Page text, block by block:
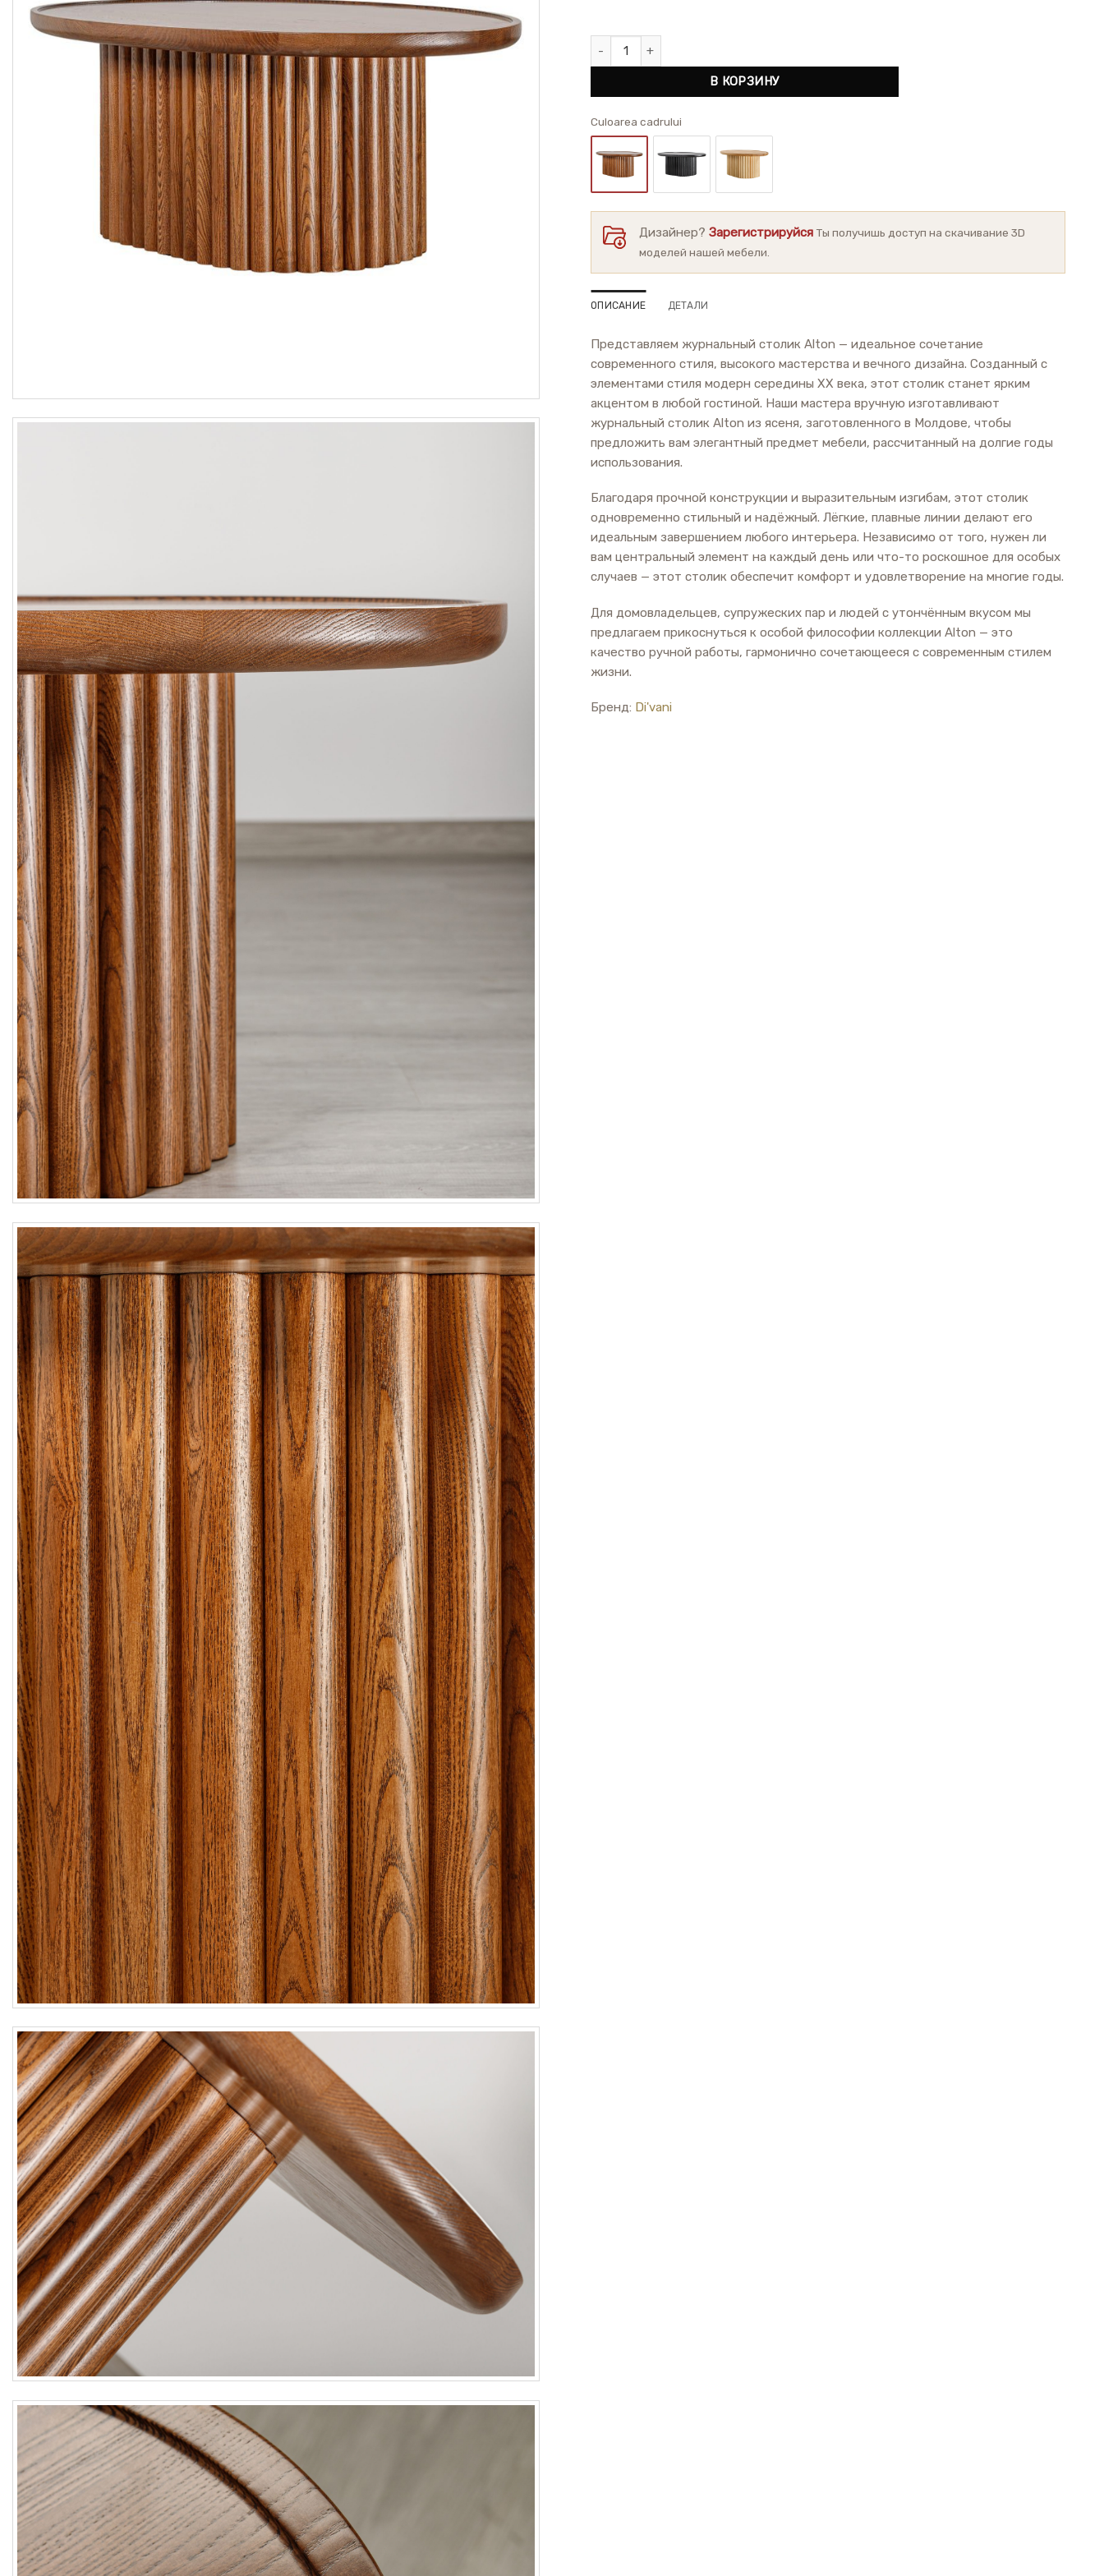
Количество товара Кофейный столик Alton
В КОРЗИНУ
Сuloarea cadrului
Дизайнер?Зарегистрируйся Ты получишь доступ на скачивание 3D
моделей нашей мебели.
ОПИСАНИЕ ДЕТАЛИ
Представляем журнальный столик Alton — идеальное сочетание
современного стиля, высокого мастерства и вечного дизайна. Созданный с
элементами стиля модерн середины XX века, этот столик станет ярким
акцентом в любой гостиной. Наши мастера вручную изготавливают
журнальный столик Alton из ясеня, заготовленного в Молдове, чтобы
предложить вам элегантный предмет мебели, рассчитанный на долгие годы
использования.
Благодаря прочной конструкции и выразительным изгибам, этот столик
одновременно стильный и надёжный. Лёгкие, плавные линии делают его
идеальным завершением любого интерьера. Независимо от того, нужен ли
вам центральный элемент на каждый день или что-то роскошное для особых
случаев — этот столик обеспечит комфорт и удовлетворение на многие годы.
Для домовладельцев, супружеских пар и людей с утончённым вкусом мы
предлагаем прикоснуться к особой философии коллекции Alton — это
качество ручной работы, гармонично сочетающееся с современным стилем
жизни.
Бренд: Di'vani